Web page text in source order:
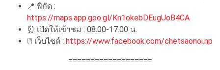
📍 พิกัด :
https://maps.app.goo.gl/Kn1okebDEugUoB4CA
⏰ เปิดให้เข้าชม : 08.00-17.00 น.
🖱 เว็บไซต์ : https://www.facebook.com/chetsaonoi.np
===================